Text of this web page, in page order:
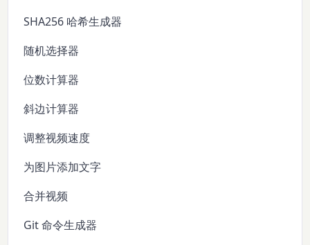
SHA256 哈希生成器
随机选择器
位数计算器
斜边计算器
调整视频速度
为图片添加文字
合并视频
Git 命令生成器